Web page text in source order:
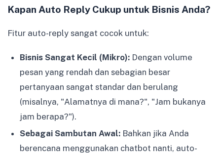
Kapan Auto Reply Cukup untuk Bisnis Anda?
Fitur auto-reply sangat cocok untuk:
Bisnis Sangat Kecil (Mikro): Dengan volume
pesan yang rendah dan sebagian besar
pertanyaan sangat standar dan berulang
(misalnya, "Alamatnya di mana?", "Jam bukanya
jam berapa?").
Sebagai Sambutan Awal: Bahkan jika Anda
berencana menggunakan chatbot nanti, auto-